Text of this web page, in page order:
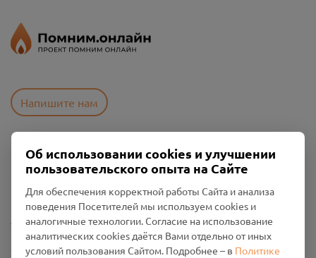
Напишите нам
Пользовательское соглашение
Политика конфиденциальности
Промо-материалы
Настройки cookies
Общество с ограниченной ответственностью «Смоленский
Об использовании cookies и улучшении
пользовательского опыта на Сайте
Для обеспечения корректной работы Сайта и анализа
поведения Посетителей мы используем cookies и
аналогичные технологии. Согласие на использование
аналитических cookies даётся Вами отдельно от иных
условий пользования Сайтом. Подробнее – в Политике